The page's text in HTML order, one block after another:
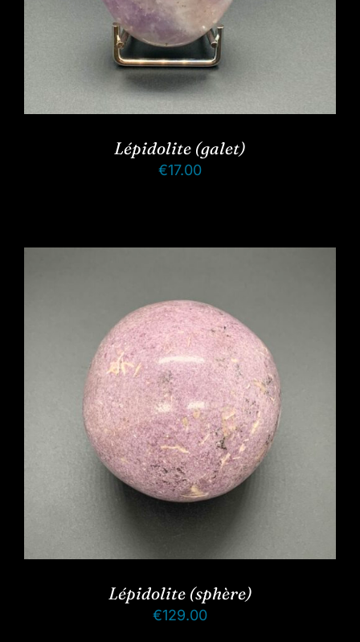
Lépidolite (galet)
€17.00
Lépidolite (sphère)
€129.00